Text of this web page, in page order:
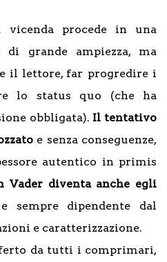
vicenda procede in una
grande ampiezza, ma
il lettore, far progredire i
lo status quo (che ha
obbligata). Il tentativo
e senza conseguenze,
autentico in primis
Vader diventa anche egli
sempre dipendente dal
e caratterizzazione.
da tutti i comprimari,